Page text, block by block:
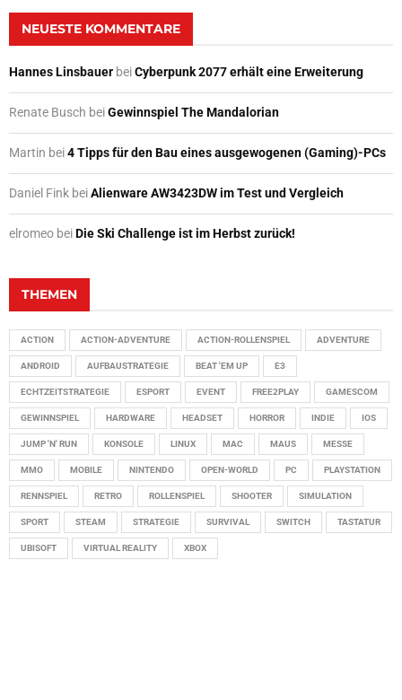
NEUESTE KOMMENTARE
Hannes Linsbauer beiCyberpunk 2077 erhält eine Erweiterung
Renate Busch beiGewinnspiel The Mandalorian
Martin bei4 Tipps für den Bau eines ausgewogenen (Gaming)-PCs
Daniel Fink beiAlienware AW3423DW im Test und Vergleich
elromeo beiDie Ski Challenge ist im Herbst zurück!
THEMEN
ACTION ACTION-ADVENTURE ACTION-ROLLENSPIEL ADVENTURE
ANDROID AUFBAUSTRATEGIE BEAT 'EM UP E3
ECHTZEITSTRATEGIE ESPORT EVENT FREE2PLAY GAMESCOM
GEWINNSPIEL HARDWARE HEADSET HORROR INDIE IOS
JUMP 'N' RUN KONSOLE LINUX MAC MAUS MESSE
MMO MOBILE NINTENDO OPEN-WORLD PC PLAYSTATION
RENNSPIEL RETRO ROLLENSPIEL SHOOTER SIMULATION
SPORT STEAM STRATEGIE SURVIVAL SWITCH TASTATUR
UBISOFT VIRTUAL REALITY XBOX